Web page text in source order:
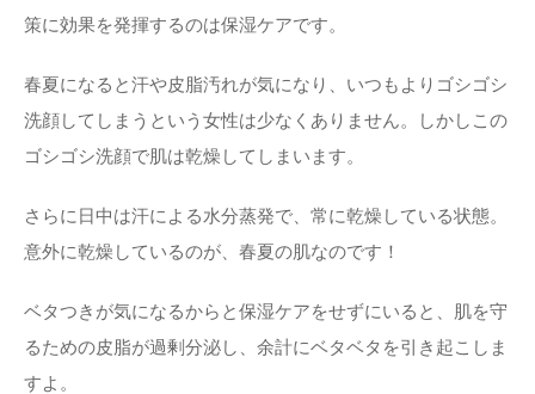
策に効果を発揮するのは保湿ケアです。
春夏になると汗や皮脂汚れが気になり、いつもよりゴシゴシ
洗顔してしまうという女性は少なくありません。しかしこの
ゴシゴシ洗顔で肌は乾燥してしまいます。
さらに日中は汗による水分蒸発で、常に乾燥している状態。
意外に乾燥しているのが、春夏の肌なのです！
ベタつきが気になるからと保湿ケアをせずにいると、肌を守
るための皮脂が過剰分泌し、余計にベタベタを引き起こしま
すよ。